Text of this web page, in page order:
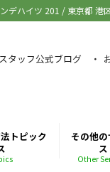
デハイツ 201 / 東京都 港
スタッフ公式ブログ
トピック
その他
ス
Other